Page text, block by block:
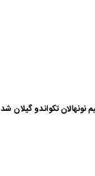
تکواندو گیلان شد